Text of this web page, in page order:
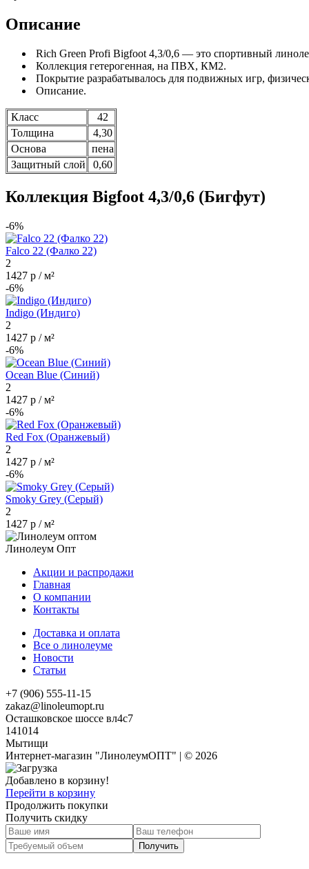
Описание
Rich Green Profi Bigfoot 4,3/0,6 — это спортивный
Коллекция гетерогенная, на ПВХ, КМ2.
Покрытие разрабатывалось для подвижных игр,
Описание.
Класс
42
Толщина
4,30
Основа
пена
Защитный слой
0,60
Коллекция Bigfoot 4,3/0,6 (Бигфут)
-6%
Falco 22 (Фалко 22)
2
1427 р / м²
-6%
Indigo (Индиго)
2
1427 р / м²
-6%
Ocean Blue (Синий)
2
1427 р / м²
-6%
Red Fox (Оранжевый)
2
1427 р / м²
-6%
Smoky Grey (Серый)
2
1427 р / м²
Линолеум Опт
Акции и распродажи
Главная
О компании
Контакты
Доставка и оплата
Все о линолеуме
Новости
Статьи
+7 (906) 555-11-15
zakaz@linoleumopt.ru
Осташковское шоссе вл4с7
141014
Мытищи
Интернет-магазин "ЛинолеумОПТ" | © 2026
Добавлено в корзину!
Перейти в корзину
Продолжить покупки
Получить скидку